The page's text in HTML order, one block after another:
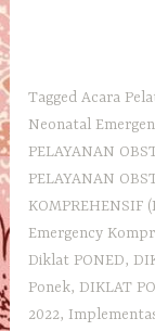
TaggedAcara
Neonatal
PELAYANAN
PELAYANAN
KOMPREHENSIF
Emergency
Diklat PONED,
Ponek,DIKLAT
2022,